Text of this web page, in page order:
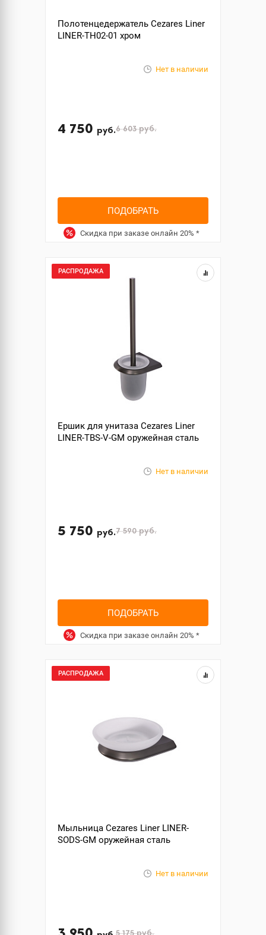
Полотенцедержатель Cezares Liner
LINER-TH02-01 хром
Нет в наличии
4 750 руб.6 603руб.
ПОДОБРАТЬ
Скидка при заказе онлайн 20% *
РАСПРОДАЖА
Ершик для унитаза Cezares Liner
LINER-TBS-V-GM оружейная сталь
Нет в наличии
5 750 руб.7 590руб.
ПОДОБРАТЬ
Скидка при заказе онлайн 20% *
РАСПРОДАЖА
Мыльница Cezares Liner LINER-
SODS-GM оружейная сталь
Нет в наличии
5 175руб.